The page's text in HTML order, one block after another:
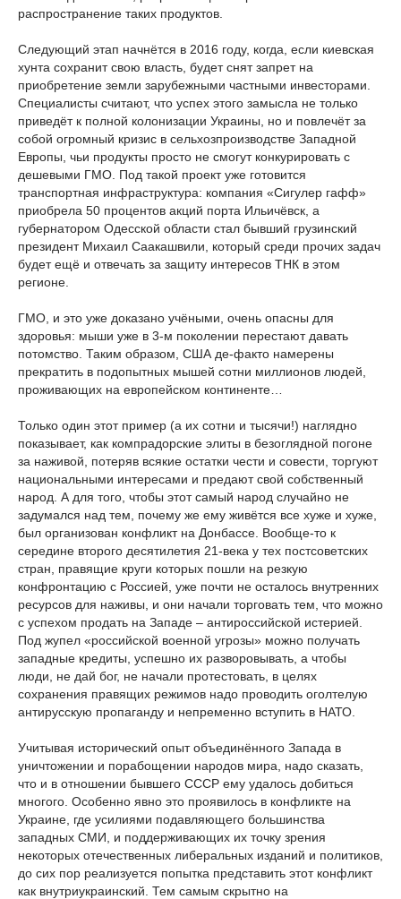
распространение таких продуктов.
Следующий этап начнётся в 2016 году, когда, если киевская
хунта сохранит свою власть, будет снят запрет на
приобретение земли зарубежными частными инвесторами.
Специалисты считают, что успех этого замысла не только
приведёт к полной колонизации Украины, но и повлечёт за
собой огромный кризис в сельхозпроизводстве Западной
Европы, чьи продукты просто не смогут конкурировать с
дешевыми ГМО. Под такой проект уже готовится
транспортная инфраструктура: компания «Сигулер гафф»
приобрела 50 процентов акций порта Ильичёвск, а
губернатором Одесской области стал бывший грузинский
президент Михаил Саакашвили, который среди прочих задач
будет ещё и отвечать за защиту интересов ТНК в этом
регионе.
ГМО, и это уже доказано учёными, очень опасны для
здоровья: мыши уже в 3-м поколении перестают давать
потомство. Таким образом, США де-факто намерены
прекратить в подопытных мышей сотни миллионов людей,
проживающих на европейском континенте…
Только один этот пример (а их сотни и тысячи!) наглядно
показывает, как компрадорские элиты в безоглядной погоне
за наживой, потеряв всякие остатки чести и совести, торгуют
национальными интересами и предают свой собственный
народ. А для того, чтобы этот самый народ случайно не
задумался над тем, почему же ему живётся все хуже и хуже,
был организован конфликт на Донбассе. Вообще-то к
середине второго десятилетия 21-века у тех постсоветских
стран, правящие круги которых пошли на резкую
конфронтацию с Россией, уже почти не осталось внутренних
ресурсов для наживы, и они начали торговать тем, что можно
с успехом продать на Западе – антироссийской истерией.
Под жупел «российской военной угрозы» можно получать
западные кредиты, успешно их разворовывать, а чтобы
люди, не дай бог, не начали протестовать, в целях
сохранения правящих режимов надо проводить оголтелую
антирусскую пропаганду и непременно вступить в НАТО.
Учитывая исторический опыт объединённого Запада в
уничтожении и порабощении народов мира, надо сказать,
что и в отношении бывшего СССР ему удалось добиться
многого. Особенно явно это проявилось в конфликте на
Украине, где усилиями подавляющего большинства
западных СМИ, и поддерживающих их точку зрения
некоторых отечественных либеральных изданий и политиков,
до сих пор реализуется попытка представить этот конфликт
как внутриукраинский. Тем самым скрытно на